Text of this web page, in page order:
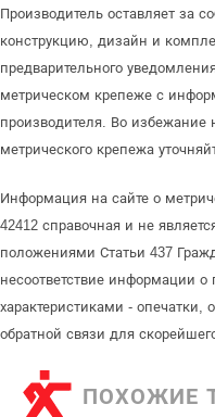
Производитель оставляет за
конструкцию, дизайн и
предварительного
метрическом крепеже с
производителя. Во избежание
метрического крепежа
Информация на сайте о
42412 справочная и не
положениями Статьи 437
несоответствие информации о
характеристиками -
обратной связи для
ПОХОЖИЕ